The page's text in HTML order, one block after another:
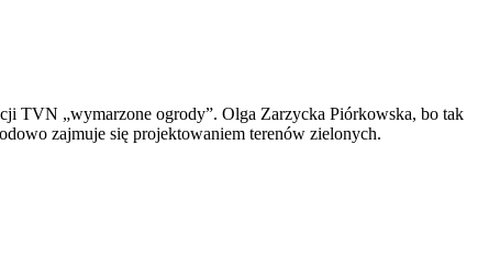
TVN „wymarzone ogrody”. Olga Zarzycka Piórkowska, bo tak
zajmuje się projektowaniem terenów zielonych.